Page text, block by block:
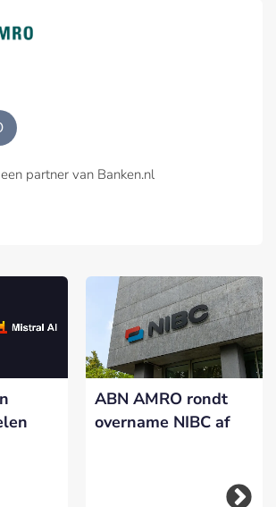
partner van Banken.nl
ABN AMRO rondt
overname NIBC af